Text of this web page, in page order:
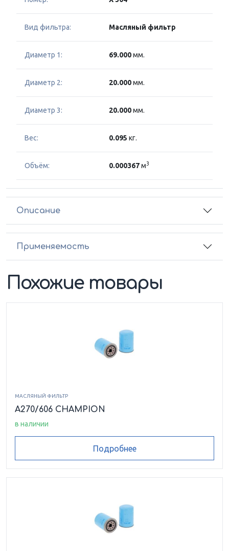
Вид фильтра: Масляный фильтр
Диаметр 1: 69.000мм.
Диаметр 2: 20.000мм.
Диаметр 3: 20.000мм.
Вес: 0.095 кг.
Объём: 0.000367м3
Описание
Применяемость
Похожие товары
МАСЛЯНЫЙ ФИЛЬТР
A270/606 CHAMPION
в наличии
Подробнее